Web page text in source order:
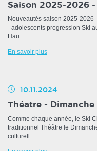
Saison 2025-2026 -
Nouveautés saison 2025-2026
- adolescents progression Ski
Hau...
En savoir plus
10.11.2024
Théatre - Dimanche
Comme chaque année, le Ski
traditionnel Théâtre le
culturell...